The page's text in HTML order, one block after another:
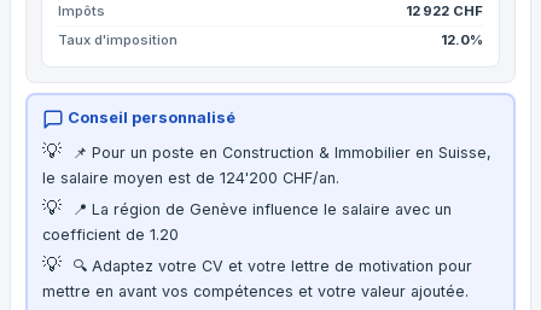
Impôts
12 922 CHF
Taux d'imposition
12.0%
Conseil personnalisé
💡
📌 Pour un poste en Construction & Immobilier en Suisse,
le salaire moyen est de 124'200 CHF/an.
💡
📍 La région de Genève influence le salaire avec un
coefficient de 1.20
💡
🔍 Adaptez votre CV et votre lettre de motivation pour
mettre en avant vos compétences et votre valeur ajoutée.